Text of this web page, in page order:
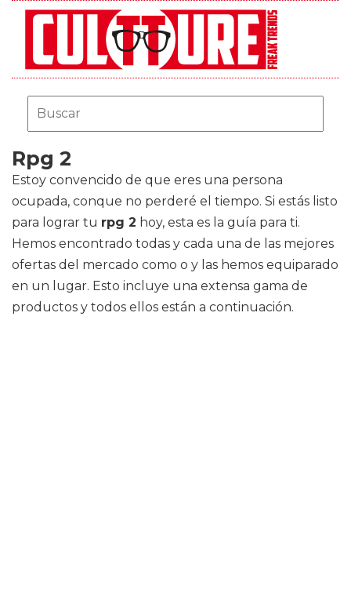
Rpg 2
Estoy convencido de que eres una persona
ocupada, conque no perderé el tiempo. Si estás listo
para lograr tu rpg 2 hoy, esta es la guía para ti.
Hemos encontrado todas y cada una de las mejores
ofertas del mercado como o y las hemos equiparado
en un lugar. Esto incluye una extensa gama de
productos y todos ellos están a continuación.